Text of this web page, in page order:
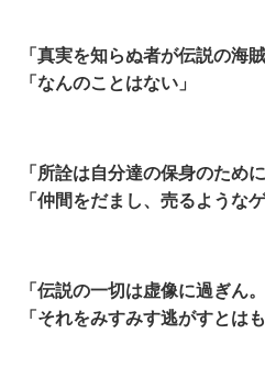
「真実を知らぬ者が伝説の海
「なんのことはない」
「所詮は自分達の保身のため
「仲間をだまし、売るような
「伝説の一切は虚像に過ぎん
「それをみすみす逃がすとは